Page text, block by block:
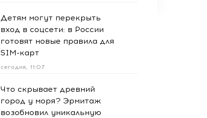
Детям могут перекрыть
вход в соцсети: в России
готовят новые правила для
SIM-карт
сегодня, 11:07
Что скрывает древний
город у моря? Эрмитаж
возобновил уникальную